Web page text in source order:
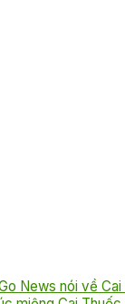
News nói về